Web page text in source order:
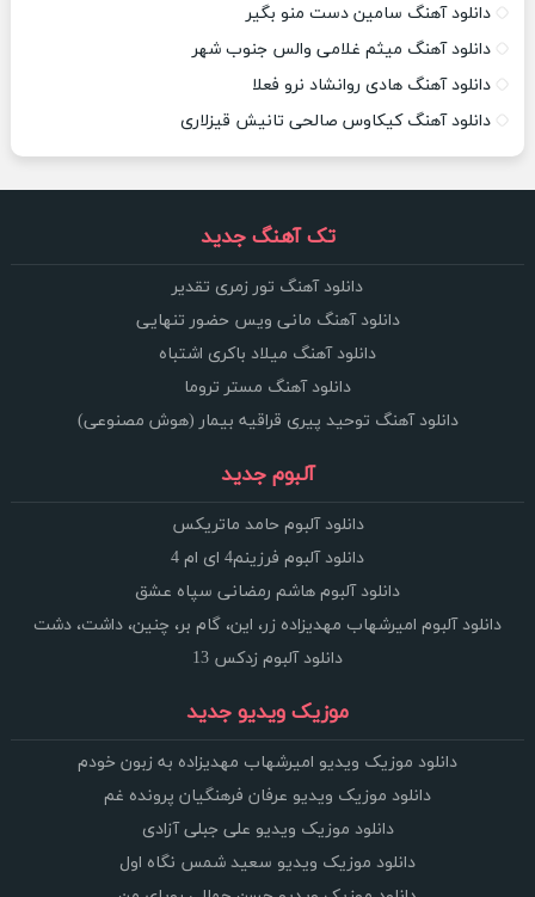
دانلود آهنگ سامین دست منو بگیر
دانلود آهنگ میثم غلامی والس جنوب شهر
دانلود آهنگ هادی روانشاد نرو فعلا
دانلود آهنگ کیکاوس صالحی تانیش قیزلاری
تک آهنگ جدید
دانلود آهنگ تور زمری تقدیر
دانلود آهنگ مانی ویس حضور تنهایی
دانلود آهنگ میلاد باکری اشتباه
دانلود آهنگ مستر تروما
دانلود آهنگ توحید پیری قراقیه بیمار (هوش مصنوعی)
آلبوم جدید
دانلود آلبوم حامد ماتریکس
دانلود آلبوم فرزینم4 ای ام 4
دانلود آلبوم هاشم رمضانی سپاه عشق
دانلود آلبوم امیرشهاب مهدیزاده زر، این، گام بر، چنین، داشت، دشت
دانلود آلبوم زدکس 13
موزیک ویدیو جدید
دانلود موزیک ویدیو امیرشهاب مهدیزاده به زبون خودم
دانلود موزیک ویدیو عرفان فرهنگیان پرونده غم
دانلود موزیک ویدیو علی جبلی آزادی
دانلود موزیک ویدیو سعید شمس نگاه اول